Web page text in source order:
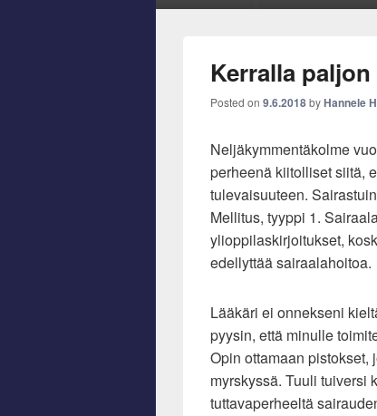
Kerralla
Posted on 9.6.2018byHannele
Neljäkymmentäkolme
perheenä kiitolliset siitä,
tulevaisuuteen.
Mellitus, tyyppi 1.
ylioppilaskirjoitukset,
edellyttää sairaalahoitoa.
Lääkäri ei onnekseni
pyysin, että minulle
Opin ottamaan
myrskyssä. Tuuli tuiversi
tuttavaperheeltä